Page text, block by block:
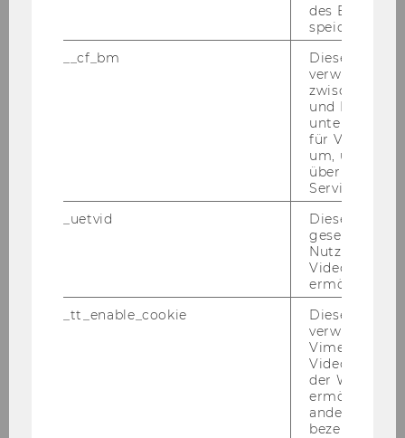
Schwarzes Brett
des
speichern.
__cf_bm
Dieses
verwendet,
zwischen
und Bots zu
für Vimeo
um, um
über die
Service zu
_uetvid
Dieses
gesetzt, um
Nutzung des
Videoplayers
ermöglichen
_tt_enable_cookie
Dieses
verwendet,
Vimeo-
der WU-
ermöglichen
andere nicht
bezeichnete